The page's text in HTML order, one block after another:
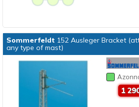
Sommerfeldt 152 Ausleger Bracket
any type of mast)
1